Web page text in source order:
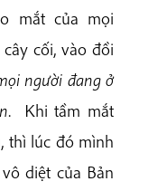
mắt của mọi
cối, vào đồi
người đang ở
. Khi tầm mắt
thì lúc đó mình
diệt của Bản